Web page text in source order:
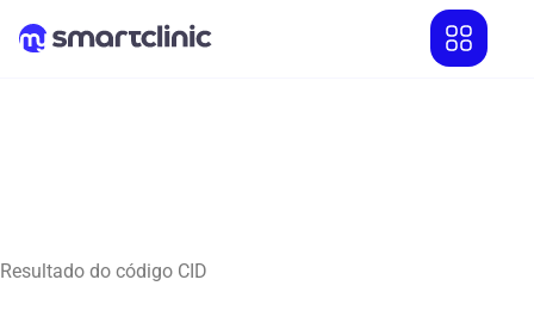
Resultado do código CID